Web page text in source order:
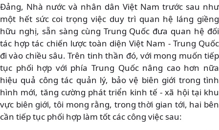
Đảng, Nhà nước và nhân dân Việt Nam trước sau như
một hết sức coi trọng việc duy trì quan hệ láng giềng
hữu nghị, sẵn sàng cùng Trung Quốc đưa quan hệ đối
tác hợp tác chiến lược toàn diện Việt Nam - Trung Quốc
đi vào chiều sâu. Trên tinh thần đó, với mong muốn tiếp
tục phối hợp với phía Trung Quốc nâng cao hơn nữa
hiệu quả công tác quản lý, bảo vệ biên giới trong tình
hình mới, tăng cường phát triển kinh tế - xã hội tại khu
vực biên giới, tôi mong rằng, trong thời gian tới, hai bên
cần tiếp tục phối hợp làm tốt các công việc sau: